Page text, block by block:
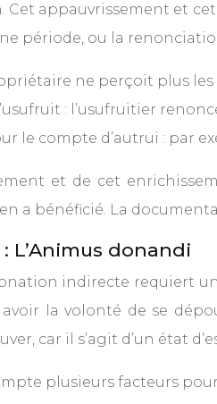
appauvrissement et
période, ou la
ne perçoit plus
: l’usufruitier
le compte d’autrui : par
et de cet
a bénéficié. La
L’Animus donandi
indirecte requiert
la volonté de se
car il s’agit d’un état
plusieurs facteurs